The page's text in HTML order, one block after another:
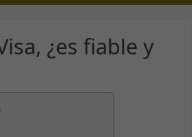
¿es fiable y